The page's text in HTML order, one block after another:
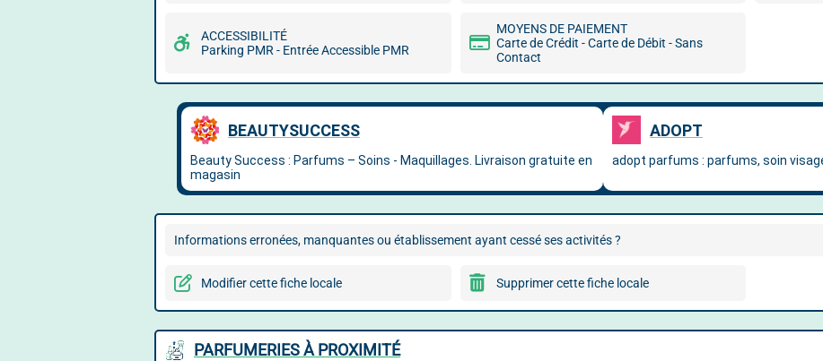
ACCESSIBILITÉ
Parking PMR - Entrée Accessible PMR
MOYENS DE PAIEMENT
Carte de Crédit - Carte de Débit - Sans
Contact
Informations erronées, manquantes ou établissement ayant cessé ses activités ?
Modifier cette fiche locale Supprimer cette fiche locale
PARFUMERIES À PROXIMITÉ